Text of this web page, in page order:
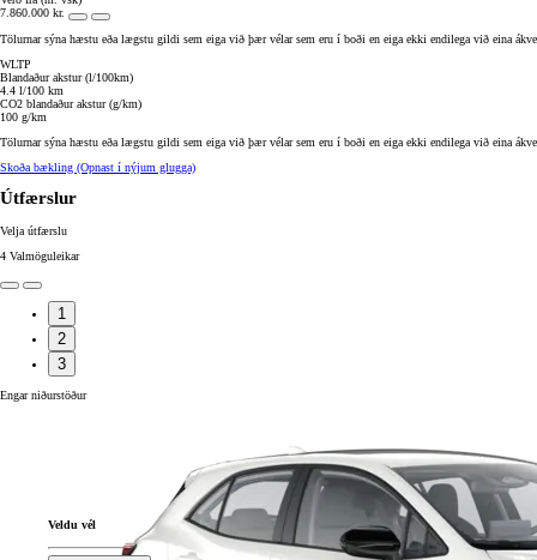
Verð frá
HYBRID
7.860.000 kr.
Tölurnar sýna hæstu eða lægstu gildi sem eiga við þær vélar sem eru í boði en eiga ekki endilega við eina
WLTP
Blandaður akstur (l/100km)
4.4 l/100 km
CO2 blandaður akstur (g/km)
100 g/km
Tölurnar sýna hæstu eða lægstu gildi sem eiga við þær vélar sem eru í boði en eiga ekki endilega við eina
Skoða bækling (Opnast í nýjum glugga)
Útfærslur
Velja útfærslu
4 Valmöguleikar
1
2
3
Engar niðurstöður
Veldu vél